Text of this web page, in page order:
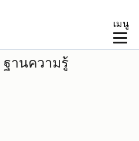
เมนู
ฐานความรู้